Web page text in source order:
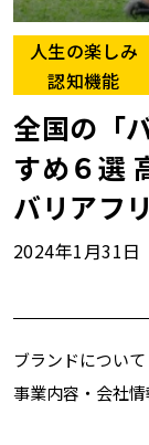
人生の楽しみ
認知機能
全国の「
すめ６選
バリアフ
2024年1月31日
ブランドについて
事業内容・会社情